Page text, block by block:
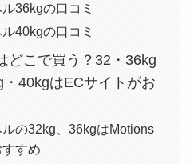
36kgの口コミ
40kgの口コミ
どこで買う？32・36kg
40kgはECサイトがお
の32kg、36kgはMotions
すめ